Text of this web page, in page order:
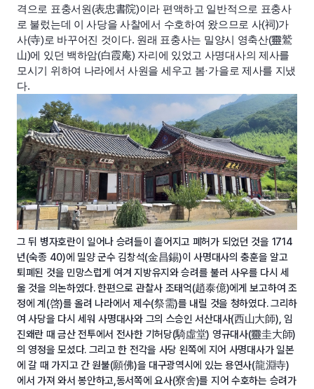
격으로 표충서원(表忠書院)이라 편액하고 일반적으로 표충사
로 불렀는데 이 사당을 사찰에서 수호하여 왔으므로 사(祠)가
사(寺)로 바꾸어진 것이다. 원래 표충사는 밀양시 영축산(靈鷲
山)에 있던 백하암(白霞庵) 자리에 있었고 사명대사의 제사를
모시기 위하여 나라에서 사원을 세우고 봄·가을로 제사를 지냈
다.
그 뒤 병자호란이 일어나 승려들이 흩어지고 폐허가 되었던 것을 1714
년(숙종 40)에 밀양 군수 김창석(金昌錫)이 사명대사의 충훈을 알고
퇴폐된 것을 민망스럽게 여겨 지방유지와 승려를 불러 사우를 다시 세
울 것을 의논하였다. 한편으로 관찰사 조태억(趙泰億)에게 보고하여 조
정에 계(啓)를 올려 나라에서 제수(祭需)를 내릴 것을 청하였다. 그리하
여 사당을 다시 세워 사명대사와 그의 스승인 서산대사(西山大師), 임
진왜란 때 금산 전투에서 전사한 기허당(騎虛堂) 영규대사(靈圭大師)
의 영정을 모셨다. 그리고 한 전각을 사당 왼쪽에 지어 사명대사가 일본
에 갈 때 가지고 간 원불(願佛)을 대구광역시에 있는 용연사(龍淵寺)
에서 가져 와서 봉안하고,동서쪽에 요사(寮舍)를 지어 수호하는 승려가